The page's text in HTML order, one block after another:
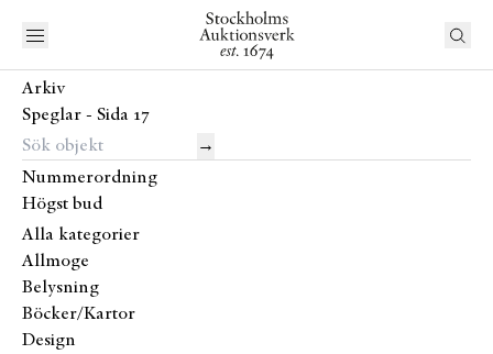
Arkiv
Speglar - Sida 17
→
Nummerordning
Högst bud
Alla kategorier
Allmoge
Belysning
Böcker/Kartor
Design